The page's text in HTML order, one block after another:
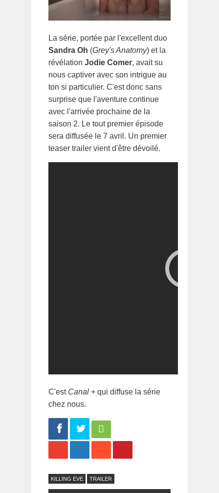
La série, portée par l'excellent duo
Sandra Oh (Grey's Anatomy) et la
révélation Jodie Comer, avait su
nous captiver avec son intrigue au
ton si particulier. C'est donc sans
surprise que l'aventure continue
avec l'arrivée prochaine de la
saison 2. Le tout premier épisode
sera diffusée le 7 avril. Un premier
teaser trailer vient d'être dévoilé.
C'est Canal + qui diffuse la série
chez nous.
KILLING EVE TRAILER